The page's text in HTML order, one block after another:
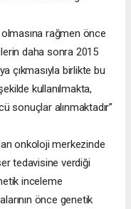
rağmen önce
daha sonra 2015
çıkmasıyla birlikte bu
kullanılmakta,
sonuçlar alınmaktadır”
onkoloji merkezinde
tedavisine verdiği
inceleme
önce genetik